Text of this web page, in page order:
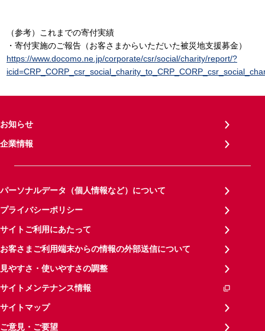
（参考）これまでの寄付実績
・寄付実施のご報告（お客さまからいただいた被災地支援募金）
https://www.docomo.ne.jp/corporate/csr/social/charity/report/?
お知らせ
企業情報
パーソナルデータ（個人情報など）について
プライバシーポリシー
サイトご利用にあたって
お客さまご利用端末からの情報の外部送信について
見やすさ・使いやすさの調整
サイトメンテナンス情報
サイトマップ
ご意見・ご要望